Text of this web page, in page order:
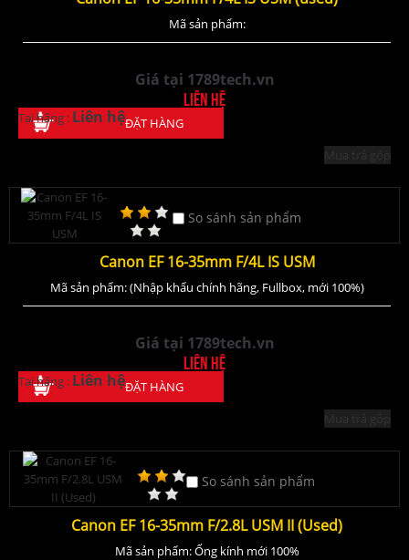
Mã sản phẩm:
Giá tại 1789tech.vn
Liên hệ
Tại hãng : Liên hệĐẶT HÀNG
So sánh sản phẩm
Canon EF 16-35mm F/4L IS USM
Mã sản phẩm: (Nhập khẩu chính hãng, Fullbox, mới 100%)
Giá tại 1789tech.vn
Liên hệ
Tại hãng : Liên hệĐẶT HÀNG
So sánh sản phẩm
Canon EF 16-35mm F/2.8L USM II (Used)
Mã sản phẩm: Ống kính mới 100%